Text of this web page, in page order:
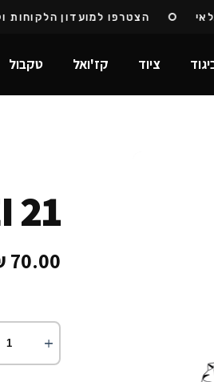
הצטרפו למועדון הלקוחות
ציוד קז'ואל טקבול
21
70.00